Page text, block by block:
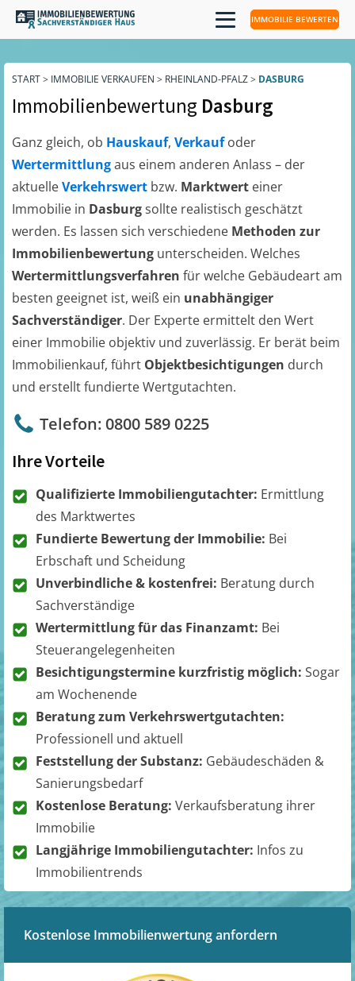
IMMOBILIE BEWERTEN
START> IMMOBILIE VERKAUFEN > RHEINLAND-PFALZ> DASBURG
Immobilienbewertung Dasburg
Ganz gleich, ob Hauskauf, Verkaufoder
Wertermittlungaus einem anderen Anlass – der
aktuelleVerkehrswert bzw. Marktwert einer
Immobilie in Dasburgsollte realistisch geschätzt
werden. Es lassen sich verschiedene Methoden zur
Immobilienbewertung unterscheiden. Welches
Wertermittlungsverfahren für welche Gebäudeart am
besten geeignet ist, weiß ein unabhängiger
Sachverständiger. Der Experte ermittelt den Wert
einer Immobilie objektiv und zuverlässig. Er berät beim
Immobilienkauf, führt Objektbesichtigungen durch
und erstellt fundierte Wertgutachten.
Telefon: 0800 589 0225
Ihre Vorteile
Qualifizierte Immobiliengutachter: Ermittlung
des Marktwertes
Fundierte Bewertung der Immobilie: Bei
Erbschaft und Scheidung
Unverbindliche & kostenfrei: Beratung durch
Sachverständige
Wertermittlung für das Finanzamt: Bei
Steuerangelegenheiten
Besichtigungstermine kurzfristig möglich: Sogar
am Wochenende
Beratung zum Verkehrswertgutachten:
Professionell und aktuell
Feststellung der Substanz: Gebäudeschäden &
Sanierungsbedarf
Kostenlose Beratung: Verkaufsberatung ihrer
Immobilie
Langjährige Immobiliengutachter: Infos zu
Immobilientrends
Kostenlose Immobilienwertung anfordern